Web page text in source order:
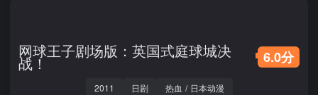
网球王子剧场版：英国式庭球城决
战！ 6.0分
2011 日剧 热血 / 日本动漫